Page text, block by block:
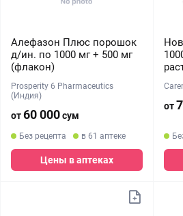
Алефазон Плюс порошок
д/ин. по 1000 мг + 500 мг
(флакон)
Prosperity 6 Pharmaceutics
(Индия)
от60 000сум
Без рецепта в 61 аптеке
Цены в аптеках
от